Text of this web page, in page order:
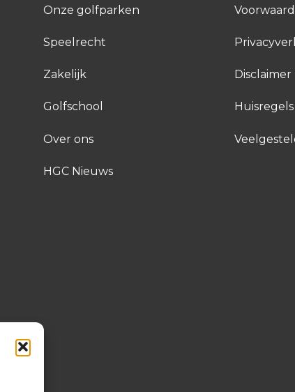
Onze golfparken
Speelrecht
Zakelijk
Golfschool
Over ons
HGC Nieuws
Disclaimer
Huisregels